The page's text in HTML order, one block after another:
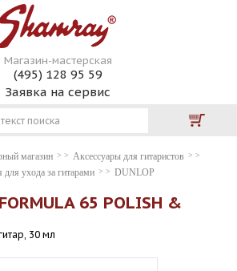
Магазин-мастерская
(495) 128 95 59
Заявка на сервис
магазин
Аксессуары для гитаристов
для ухода за гитарами
DUNLOP
65 POLISH &
30 мл